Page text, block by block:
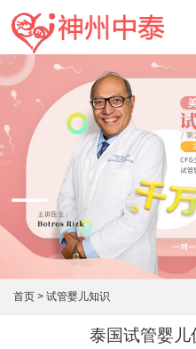
首页 > 试管婴儿知识
泰国试管婴儿